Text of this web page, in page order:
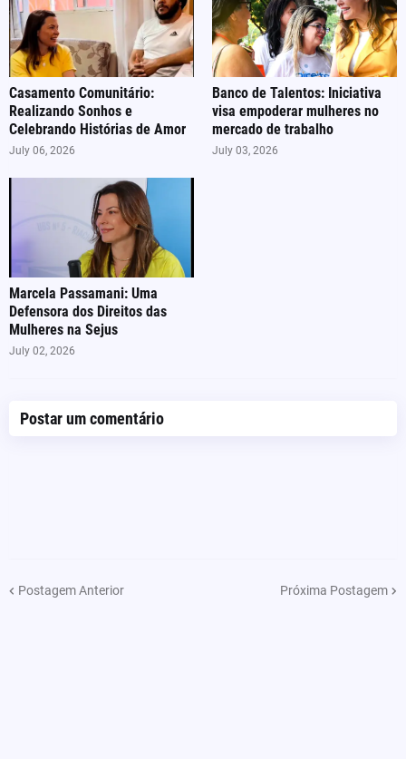
Casamento Comunitário:
Realizando Sonhos e
Celebrando Histórias de Amor
July 06, 2026
Banco de Talentos: Iniciativa
visa empoderar mulheres no
mercado de trabalho
July 03, 2026
Marcela Passamani: Uma
Defensora dos Direitos das
Mulheres na Sejus
July 02, 2026
Postar um comentário
Postagem Anterior Próxima Postagem